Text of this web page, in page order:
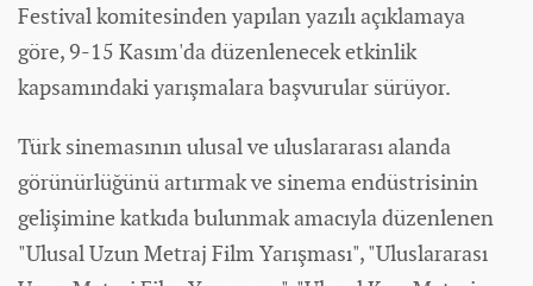
Festival komitesinden yapılan yazılı açıklamaya
göre, 9-15 Kasım'da düzenlenecek etkinlik
kapsamındaki yarışmalara başvurular sürüyor.
Türk sinemasının ulusal ve uluslararası alanda
görünürlüğünü artırmak ve sinema endüstrisinin
gelişimine katkıda bulunmak amacıyla düzenlenen
"Ulusal Uzun Metraj Film Yarışması", "Uluslararası